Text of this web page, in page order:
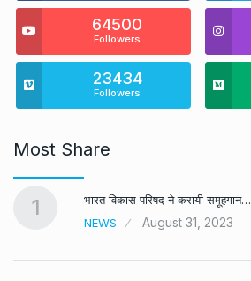
64500
Followers
23434
Followers
Most Share
1
भारत विकास परिषद ने करायी समूहगान…
NEWS
August 31, 2023